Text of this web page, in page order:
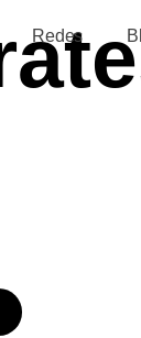
Redes